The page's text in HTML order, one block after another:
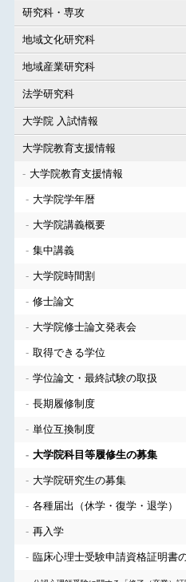
研究科・専攻
地域文化研究科
地域産業研究科
法学研究科
大学院 入試情報
大学院教育支援情報
大学院教育支援情報
大学院学年暦
大学院講義概要
集中講義
大学院時間割
修士論文
大学院修士論文発表会
取得できる学位
学位論文・最終試験の取扱
長期履修制度
単位互換制度
大学院科目等履修生の募集
大学院研究生の募集
各種届出（休学・復学・退学）
再入学
臨床心理士受験申請資格証明書